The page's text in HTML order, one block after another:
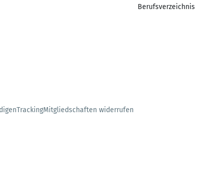
Berufsverzeichnis
TrackingMitgliedschaften widerrufen